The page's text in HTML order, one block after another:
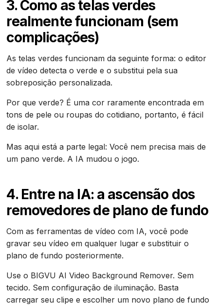
3. Como as telas verdes
realmente funcionam (sem
complicações)
As telas verdes funcionam da seguinte forma: o editor
de vídeo detecta o verde e o substitui pela sua
sobreposição personalizada.
Por que verde? É uma cor raramente encontrada em
tons de pele ou roupas do cotidiano, portanto, é fácil
de isolar.
Mas aqui está a parte legal: Você nem precisa mais de
um pano verde. A IA mudou o jogo.
4. Entre na IA: a ascensão dos
removedores de plano de fundo
Com as ferramentas de vídeo com IA, você pode
gravar seu vídeo em qualquer lugar e substituir o
plano de fundo posteriormente.
Use o BIGVU AI Video Background Remover. Sem
tecido. Sem configuração de iluminação. Basta
carregar seu clipe e escolher um novo plano de fundo